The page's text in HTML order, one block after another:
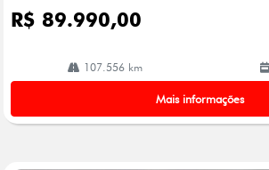
R$ 89.990,00
107.556 km
Mais informações